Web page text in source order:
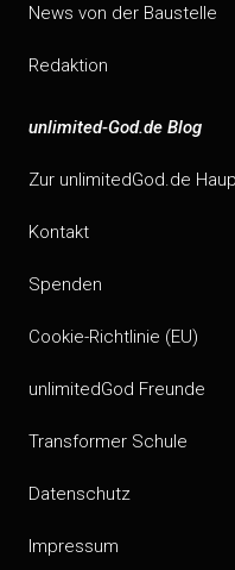
News von der Baustelle
Redaktion
unlimited-God.de Blog
Zur unlimitedGod.de
Kontakt
Spenden
Cookie-Richtlinie (EU)
unlimitedGod Freunde
Transformer Schule
Datenschutz
Impressum